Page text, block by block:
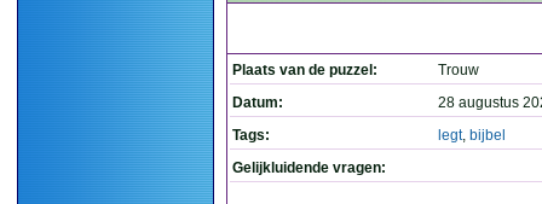
Plaats van de puzzel:
Trouw
Datum:
28 augustus
Tags:
legt, bijbel
Gelijkluidende vragen: